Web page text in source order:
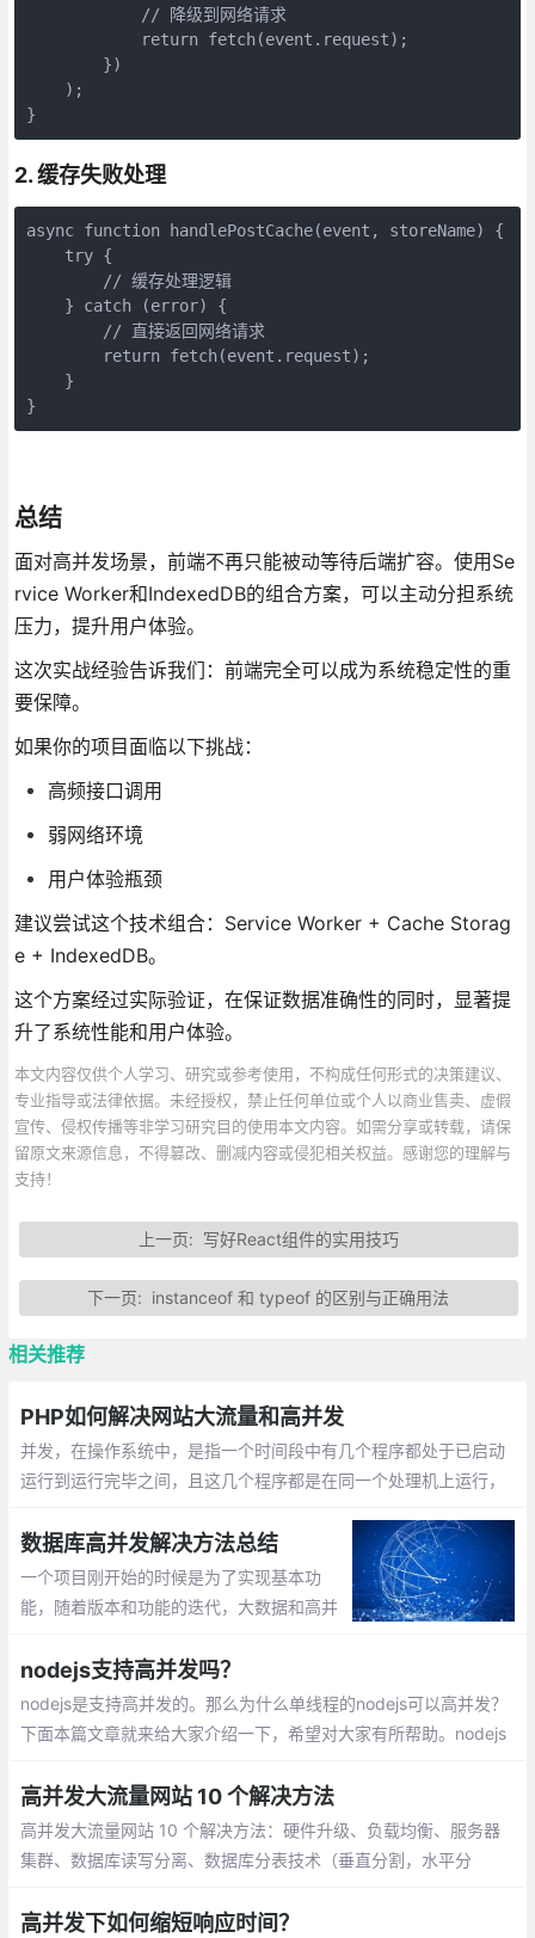
            // 降级到网络请求
            return fetch(event.request);
        })
    );
}
2. 缓存失败处理
async function handlePostCache(event, storeName) {
    try {
        // 缓存处理逻辑
    } catch (error) {
        // 直接返回网络请求
        return fetch(event.request);
    }
}
总结
面对高并发场景，前端不再只能被动等待后端扩容。使用Se
rvice Worker和IndexedDB的组合方案，可以主动分担系统
压力，提升用户体验。
这次实战经验告诉我们：前端完全可以成为系统稳定性的重
要保障。
如果你的项目面临以下挑战：
高频接口调用
弱网络环境
用户体验瓶颈
建议尝试这个技术组合：Service Worker + Cache Storag
e + IndexedDB。
这个方案经过实际验证，在保证数据准确性的同时，显著提
升了系统性能和用户体验。
本文内容仅供个人学习、研究或参考使用，不构成任何形式的决策建议、
专业指导或法律依据。未经授权，禁止任何单位或个人以商业售卖、虚假
宣传、侵权传播等非学习研究目的使用本文内容。如需分享或转载，请保
留原文来源信息，不得篡改、删减内容或侵犯相关权益。感谢您的理解与
支持！
上一页: 写好React组件的实用技巧
下一页: instanceof 和 typeof 的区别与正确用法
相关推荐
PHP如何解决网站大流量和高并发
并发，在操作系统中，是指一个时间段中有几个程序都处于已启动
运行到运行完毕之间，且这几个程序都是在同一个处理机上运行，
的高并发并非上述解释，简单的来说就是在某个时间点、有多少个
访问同时到来。
数据库高并发解决方法总结
一个项目刚开始的时候是为了实现基本功
能，随着版本和功能的迭代，大数据和高并
单，一个是慢，一个是等。解决核心 一个是
短，一个是少，一个是分流,最后一个是集
群/横向扩张/读写分离/建立主从
nodejs支持高并发吗？
nodejs是支持高并发的。那么为什么单线程的nodejs可以高并发？
下面本篇文章就来给大家介绍一下，希望对大家有所帮助。nodejs
求，服务端给请求注册一个激发事件（I/O），并给一个回调函数
（这个过程没有阻塞新的连接请求）。
高并发大流量网站 10 个解决方法
高并发大流量网站 10 个解决方法：硬件升级、负载均衡、服务器
集群、数据库读写分离、数据库分表技术（垂直分割，水平分
Redis）、禁止外部盗链、控制大文件的下载
高并发下如何缩短响应时间？